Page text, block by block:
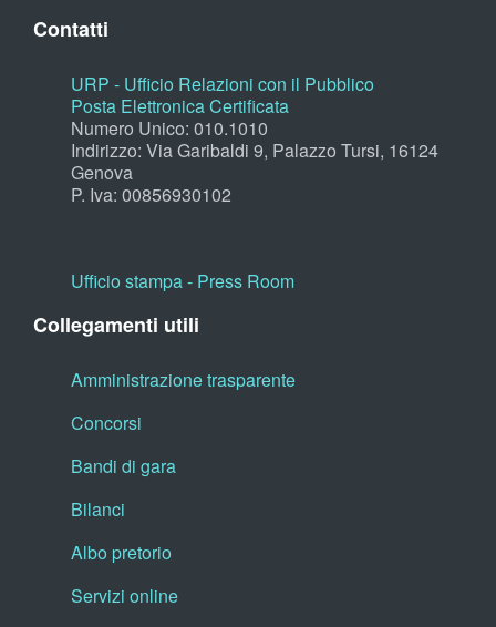
Contatti
URP - Ufficio Relazioni con il Pubblico
Posta Elettronica Certificata
Numero Unico: 010.1010
Indirizzo: Via Garibaldi 9, Palazzo Tursi, 16124
Genova
P. Iva: 00856930102
Ufficio stampa - Press Room
Collegamenti utili
Amministrazione trasparente
Concorsi
Bandi di gara
Bilanci
Albo pretorio
Servizi online